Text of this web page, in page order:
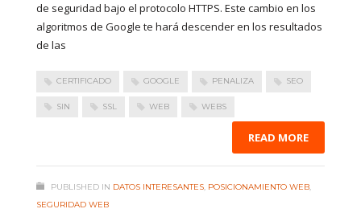
de seguridad bajo el protocolo HTTPS. Este cambio en los
algoritmos de Google te hará descender en los resultados
de las
CERTIFICADO GOOGLE PENALIZA SEO
SIN SSL WEB WEBS
READ MORE
PUBLISHED IN DATOS INTERESANTES, POSICIONAMIENTO WEB,
SEGURIDAD WEB